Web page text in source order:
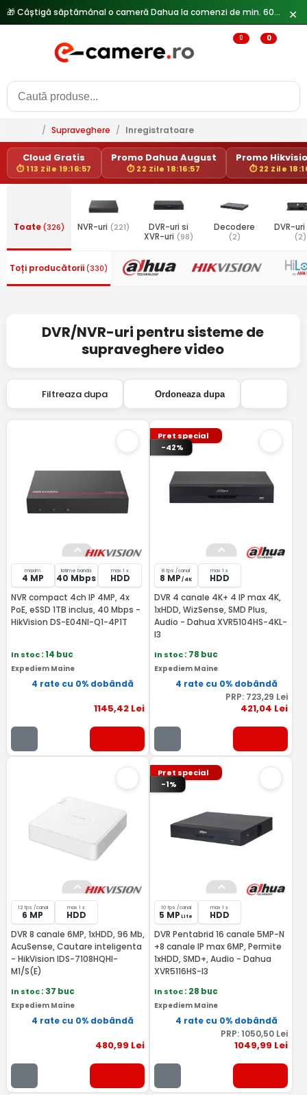
✕
0 0
/ Supraveghere / Inregistratoare
Cloud Gratis
⏱ 113 Zile 19:16:57
Promo Dahua August
⏱ 22 Zile 18:16:57
Promo
⏱ 22 Zile
Toate(326) NVR-uri (221)
DVR-uri si
XVR-uri (98)
Decodere
(2)
DVR-
(2)
Toți producătorii (330)
DVR/NVR-uri pentru sisteme de
supraveghere video
Filtreaza dupa Ordoneaza dupa
maxim
4 MP
latime banda
40 Mbps
max 1 x
HDD
NVR compact 4ch IP 4MP, 4x
PoE, eSSD 1TB inclus, 40 Mbps -
HikVision DS-E04NI-Q1-4P1T
In stoc: 14 buc
Expediem Maine
4 rate cu 0% dobândă
1145,42Lei
Pret special
-42%
8 fps /canal
8 MP / 4K
max 1 x
HDD
DVR 4 canale 4K+ 4 IP max 4K,
1xHDD, WizSense, SMD Plus,
Audio - Dahua XVR5104HS-4KL-
I3
In stoc: 78 buc
Expediem Maine
4 rate cu 0% dobândă
PRP: 723,29 Lei
421,04 Lei
12 fps /canal
6 MP
max 1 x
HDD
DVR 8 canale 6MP, 1xHDD, 96 Mb,
AcuSense, Cautare inteligenta
- HikVision IDS-7108HQHI-
M1/S(E)
In stoc: 37 buc
Expediem Maine
4 rate cu 0% dobândă
480,99 Lei
Pret special
-1%
10 fps /canal
5 MP Lite
max 1 x
HDD
DVR Pentabrid 16 canale 5MP-N
+8 canale IP max 6MP, Permite
1xHDD, SMD+, Audio - Dahua
XVR5116HS-I3
In stoc: 28 buc
Expediem Maine
4 rate cu 0% dobândă
PRP: 1050,50 Lei
1049,99 Lei